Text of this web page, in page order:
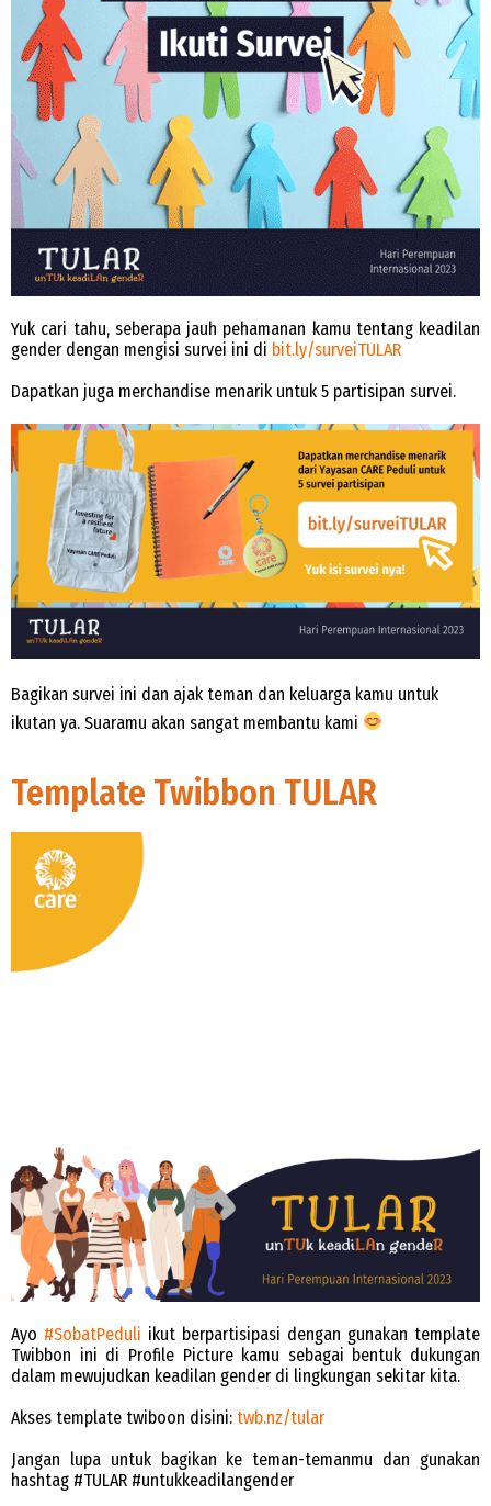
Yuk cari tahu, seberapa jauh pehamanan kamu tentang keadilan
gender dengan mengisi survei ini di bit.ly/surveiTULAR
Dapatkan juga merchandise menarik untuk 5 partisipan survei.
Bagikan survei ini dan ajak teman dan keluarga kamu untuk
ikutan ya. Suaramu akan sangat membantu kami
Template Twibbon TULAR
Ayo #SobatPeduli ikut berpartisipasi dengan gunakan template
Twibbon ini di Profile Picture kamu sebagai bentuk dukungan
dalam mewujudkan keadilan gender di lingkungan sekitar kita.
Akses template twiboon disini: twb.nz/tular
Jangan lupa untuk bagikan ke teman-temanmu dan gunakan
hashtag #TULAR #untukkeadilangender